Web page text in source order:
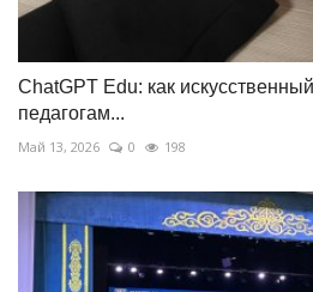
ChatGPT Edu: как
педагогам...
Май 13, 2026 0 198